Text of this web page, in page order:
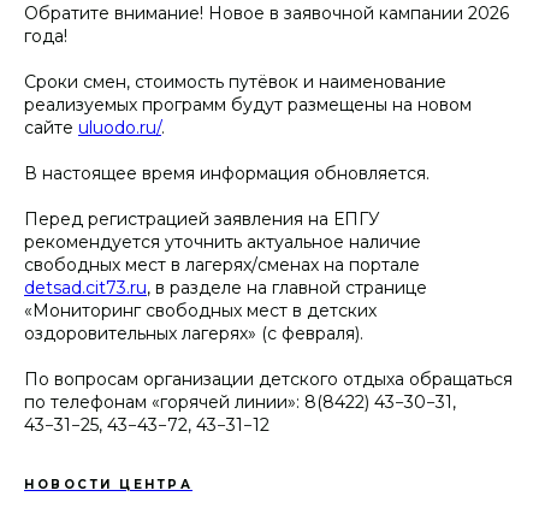
Обратите внимание! Новое в заявочной кампании 2026
года!
Сроки смен, стоимость путёвок и наименование
реализуемых программ будут размещены на новом
сайте uluodo.ru/.
В настоящее время информация обновляется.
Перед регистрацией заявления на ЕПГУ
рекомендуется уточнить актуальное наличие
свободных мест в лагерях/сменах на портале
detsad.cit73.ru, в разделе на главной странице
«Мониторинг свободных мест в детских
оздоровительных лагерях» (с февраля).
По вопросам организации детского отдыха обращаться
по телефонам «горячей линии»: 8(8422) 43−30−31,
43−31−25, 43−43−72, 43−31−12
НОВОСТИ ЦЕНТРА